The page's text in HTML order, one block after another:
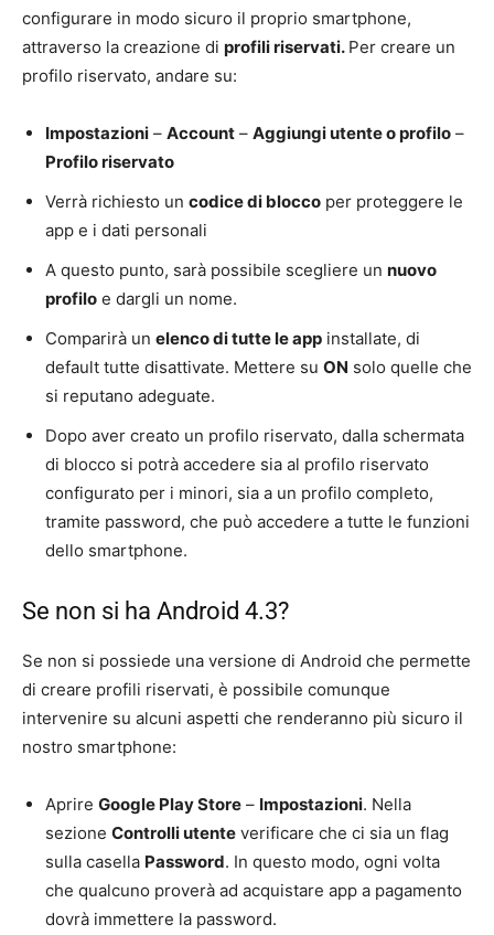
configurare in modo sicuro il proprio smartphone,
attraverso la creazione di profili riservati. Per creare un
profilo riservato, andare su:
Impostazioni – Account – Aggiungi utente o profilo –
Profilo riservato
Verrà richiesto un codice di blocco per proteggere le
app e i dati personali
A questo punto, sarà possibile scegliere un nuovo
profilo e dargli un nome.
Comparirà un elenco di tutte le app installate, di
default tutte disattivate. Mettere su ON solo quelle che
si reputano adeguate.
Dopo aver creato un profilo riservato, dalla schermata
di blocco si potrà accedere sia al profilo riservato
configurato per i minori, sia a un profilo completo,
tramite password, che può accedere a tutte le funzioni
dello smartphone.
Se non si ha Android 4.3?
Se non si possiede una versione di Android che permette
di creare profili riservati, è possibile comunque
intervenire su alcuni aspetti che renderanno più sicuro il
nostro smartphone:
Aprire Google Play Store – Impostazioni. Nella
sezione Controlli utente verificare che ci sia un flag
sulla casella Password. In questo modo, ogni volta
che qualcuno proverà ad acquistare app a pagamento
dovrà immettere la password.